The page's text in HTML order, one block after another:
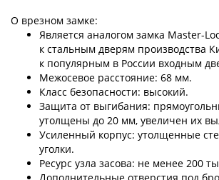
О врезном замке:
Является аналогом замка Master-
к стальным дверям производства
к популярным в России входным
Межосевое расстояние: 68 мм.
Класс безопасности: высокий.
Защита от выгибания:
утолщены до 20 мм, увеличен их
Усиленный корпус: утолщенные
уголки.
Ресурс узла засова: не менее 200